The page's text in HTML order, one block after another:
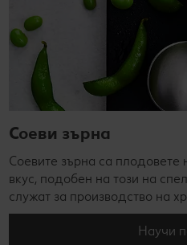
Соеви зърна
Соевите зърна са плодовете
вкус, подобен на този на
служат за производство на
Научи